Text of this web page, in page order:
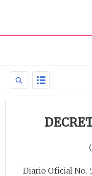
Diario Oficial No.